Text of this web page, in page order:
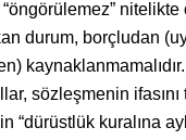
nitelikte
durum, borçludan
kaynaklanmamalıdır.
sözleşmenin ifasını
“dürüstlük kuralına